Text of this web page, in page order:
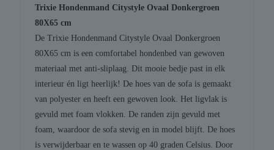
Trixie Hondenmand Citystyle Ovaal Donkergroen
80X65 cm
De Trixie Hondenmand Citystyle Ovaal Donkergroen
80X65 cm is een comfortabel hondenbed van gewoven
materiaal met anti-sliplaag. Dit mooie bedje past in elk
interieur én ligt heerlijk! De hoes van de sofa is gemaakt
van polyester en heeft een gewoven look. Het ligvlak is
gevuld met foam vlokken. De randen zijn gevuld met
foam, waardoor de sofa stevig en in model blijft. De hoes
is verwijderbaar en te wassen op 40 graden Celsius. Door